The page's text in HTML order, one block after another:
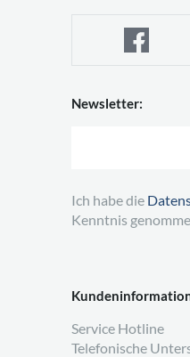
Service Hotline
Telefonische
Newsletter:
Ich habe die
Kenntnis